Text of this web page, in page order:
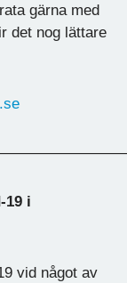
gärna med
det nog lättare
19 i
vid något av